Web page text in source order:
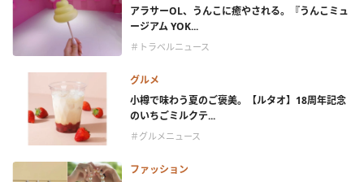
アラサーOL、うんこに癒やされる。『うんこミュ
ージアム YOK...
＃トラベルニュース
グルメ
小樽で味わう夏のご褒美。【ルタオ】18周年記念
のいちごミルクテ...
＃グルメニュース
ファッション